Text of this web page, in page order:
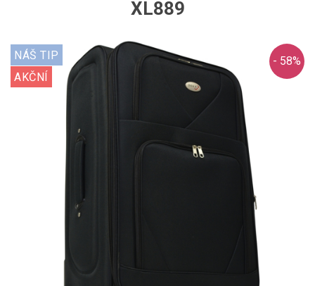
XL889
- 58%
NÁŠ TIP
AKČNÍ